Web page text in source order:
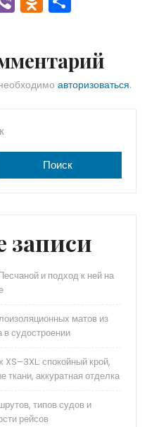
b d
o
kl
s
ni
а
в
авторизоваться.
Поиск
записи
и подход к ней на
матов из
в судостроении
спокойный крой,
ткани, аккуратная отделка
типов судов и
рейсов